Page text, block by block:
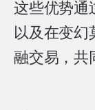
这些优势通
以及在变
融交易，共